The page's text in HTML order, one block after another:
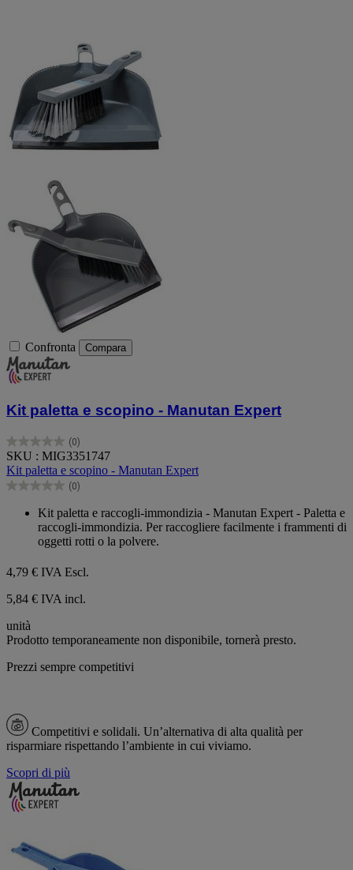
Confronta Compara
Kit paletta e scopino - Manutan Expert
(0)
0.0
su
5
stelle.
SKU : MIG3351747
Kit paletta e scopino - Manutan Expert
(0)
0.0
Kit paletta e raccogli-immondizia - Manutan Expert - Paletta e
raccogli-immondizia. Per raccogliere facilmente i frammenti di
oggetti rotti o la polvere.
4,79 € IVA Escl.
5,84 € IVA incl.
unità
Prodotto temporaneamente non disponibile, tornerà presto.
Prezzi sempre competitivi
Competitivi e solidali. Un’alternativa di alta qualità per
risparmiare rispettando l’ambiente in cui viviamo.
Scopri di più